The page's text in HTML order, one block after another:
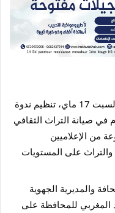
شهد بيت الصحافة بمدينة طنجة، مساء السبت 17 ماي، تنظيم ندوة
صيانة التراث الثقافي
من الإعلاميين
والتراث على المستويات
والمديرية الجهوية
المغربي للمحافظة على